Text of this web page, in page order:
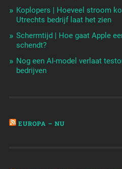
Koplopers | Hoeveel stroom
Utrechts bedrijf laat het zien
Schermtijd | Hoe gaat Apple
schendt?
Nog een AI-model verlaat
bedrijven
EUROPA – NU